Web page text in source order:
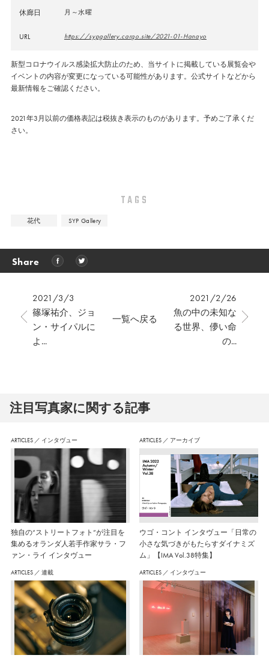
休廊日 月～水曜
URL https://sypgallery.cargo.site/2021-01-Hanayo
新型コロナウイルス感染拡大防止のため、当サイトに掲載している展覧会や
イベントの内容が変更になっている可能性があります。公式サイトなどから
最新情報をご確認ください。
2021年3月以前の価格表記は税抜き表示のものがあります。予めご了承くだ
さい。
TAGS
花代 SYP Gallery
Share
2021/3/3
篠塚祐介、ジョ
ン・サイパルに
よ...
2021/2/26
魚の中の未知な
る世界、儚い命
の...
一覧へ戻る
注⽬写真家に関する記事
ARTICLES ／ インタヴュー
独自の“ストリートフォト”が注目を
集めるオランダ人若手作家サラ・フ
ァン・ライ インタヴュー
ARTICLES ／ アーカイブ
ウゴ・コント インタヴュー「日常の
小さな気づきがもたらすダイナミズ
ム」【IMA Vol.38特集】
ARTICLES ／ 連載 ARTICLES ／ インタヴュー